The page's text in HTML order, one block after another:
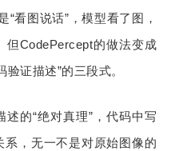
“看图说话”，模型看了图，
但CodePercept的做法变成
证描述”的三段式。
的“绝对真理”，代码中写
系，无一不是对原始图像的